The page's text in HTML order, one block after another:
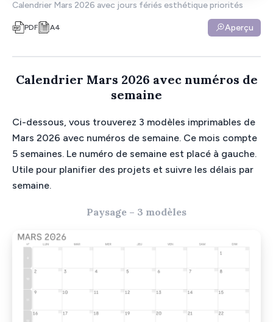
Calendrier Mars 2026 avec jours fériés esthétique priorités
PDF A4 Aperçu
Calendrier Mars 2026 avec numéros de
semaine
Ci-dessous, vous trouverez 3 modèles imprimables de
Mars 2026 avec numéros de semaine. Ce mois compte
5 semaines. Le numéro de semaine est placé à gauche.
Utile pour planifier des projets et suivre les délais par
semaine.
Paysage – 3 modèles